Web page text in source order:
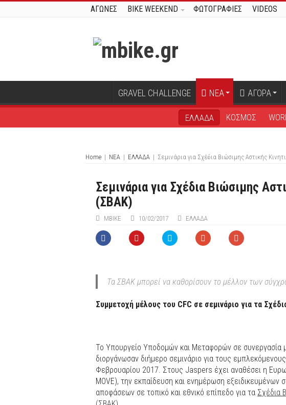
ΑΓΩΝΕΣ BIKE WEEKEND ΦΩΤΟΓΡΑΦΙΕΣ VIDEOS
GRAVEL CHALLENGE ΝΕΑ ΑΓΟΡΑ
ΕΛΛΑΔΑ ΚΟΣΜΟΣ
Home | ΝΕΑ | ΕΛΛΑΔΑ | Σεμινάρια για Σχέδια Βιώσιμης Αστικής
Σεμινάρια για Σχέδια Βιώσιμης
(ΣΒΑΚ)
ΜΒIKE 10/02/2017 ΕΛΛΑΔΑ
Τα ΣΒΑΚ μπορεί να καθορίσουν το μέλλον των
Συμμετοχή μέλους του CFC σε σεμινάριο για τα
Το Υπουργείο Υποδομών και Μεταφορών σε συνεργασία
διοργάνωσαν διήμερο σεμινάριο για τους
Φεβρουαρίου 2017. Στους Jaspers έχει αναθέσει η
MOVE), την εκπαίδευση και ενημέρωση
αποφάσεων σε τοπικό και εθνικό επίπεδο για τα Σχέδια